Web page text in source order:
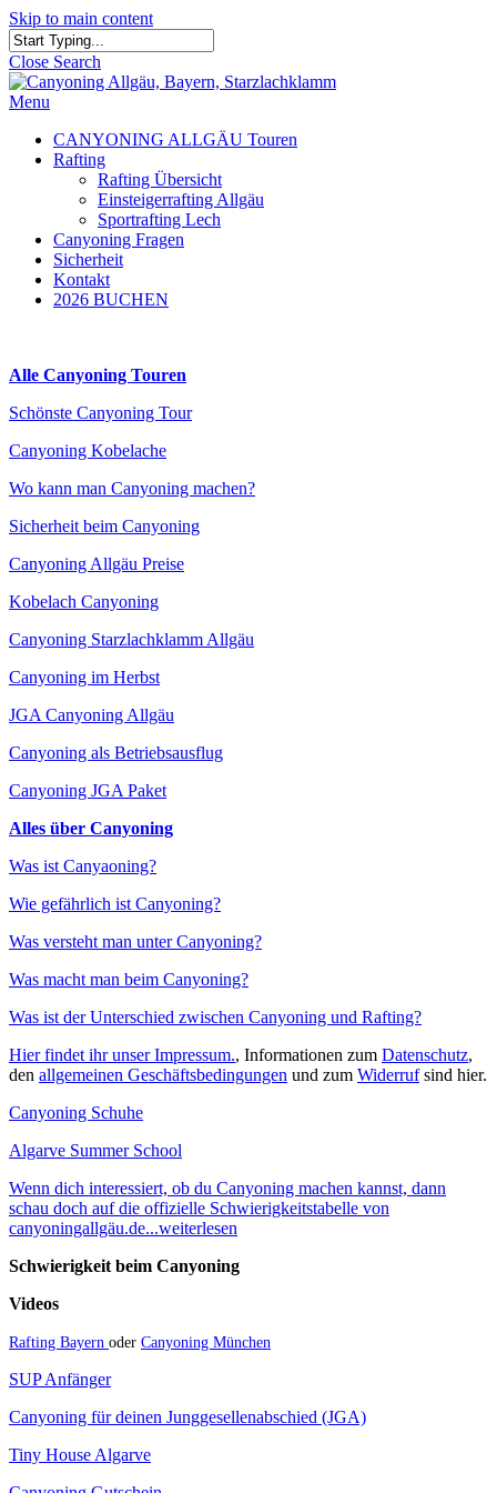
Skip to main content
Close Search
Menu
CANYONING ALLGÄU Touren
Rafting
Rafting Übersicht
Einsteigerrafting Allgäu
Sportrafting Lech
Canyoning Fragen
Sicherheit
Kontakt
2026 BUCHEN
Alle Canyoning Touren
Schönste Canyoning Tour
Canyoning Kobelache
Wo kann man Canyoning machen?
Sicherheit beim Canyoning
Canyoning Allgäu Preise
Kobelach Canyoning
Canyoning Starzlachklamm Allgäu
Canyoning im Herbst
JGA Canyoning Allgäu
Canyoning als Betriebsausflug
Canyoning JGA Paket
Alles über Canyoning
Was ist Canyaoning?
Wie gefährlich ist Canyoning?
Was versteht man unter Canyoning?
Was macht man beim Canyoning?
Was ist der Unterschied zwischen Canyoning und Rafting?
Hier findet ihr unser Impressum., Informationen zum Datenschutz,
den allgemeinen Geschäftsbedingungen und zum Widerrufsind hier.
Canyoning Schuhe
Algarve Summer School
Wenn dich interessiert, ob du Canyoning machen kannst, dann
schau doch auf die offizielle Schwierigkeitstabelle von
canyoningallgäu.de...weiterlesen
Schwierigkeit beim Canyoning
Videos
Rafting Bayern oder Canyoning München
SUP Anfänger
Canyoning für deinen Junggesellenabschied (JGA)
Tiny House Algarve